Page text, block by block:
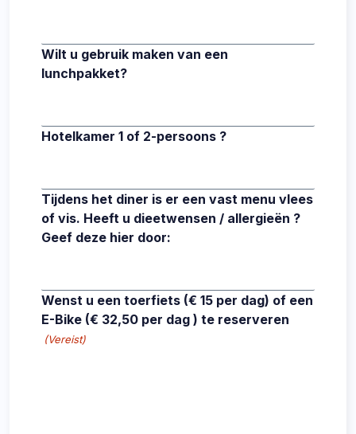
Wilt u gebruik maken van een
lunchpakket?
Hotelkamer 1 of 2-persoons ?
Tijdens het diner is er een vast menu vlees
of vis. Heeft u dieetwensen / allergieën ?
Geef deze hier door:
Wenst u een toerfiets (€ 15 per dag) of een
E-Bike (€ 32,50 per dag ) te reserveren
(Vereist)